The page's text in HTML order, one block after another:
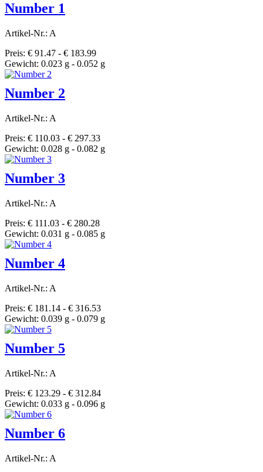
Number 1
Artikel-Nr.: A
Preis: € 91.47 - € 183.99
Gewicht: 0.023 g - 0.052 g
Number 2
Artikel-Nr.: A
Preis: € 110.03 - € 297.33
Gewicht: 0.028 g - 0.082 g
Number 3
Artikel-Nr.: A
Preis: € 111.03 - € 280.28
Gewicht: 0.031 g - 0.085 g
Number 4
Artikel-Nr.: A
Preis: € 181.14 - € 316.53
Gewicht: 0.039 g - 0.079 g
Number 5
Artikel-Nr.: A
Preis: € 123.29 - € 312.84
Gewicht: 0.033 g - 0.096 g
Number 6
Artikel-Nr.: A